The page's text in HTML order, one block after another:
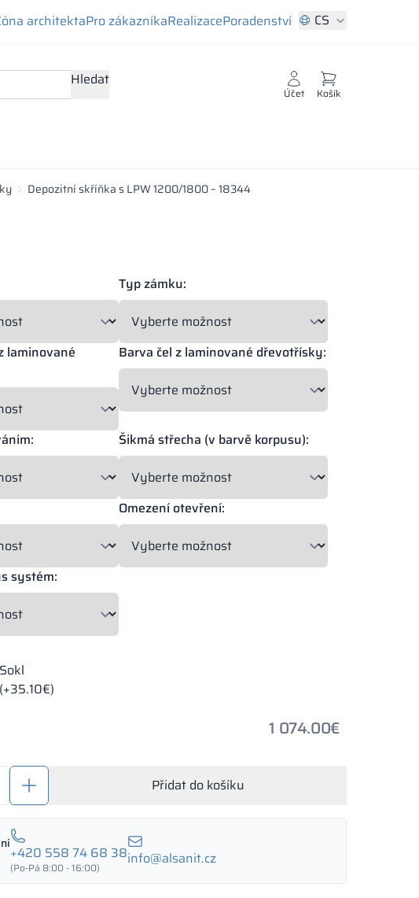
architektaPro zákazníkaRealizacePoradenství CS
Hledat
Účet Košík
Depozitní skříňka s LPW 1200/1800 – 18344
Typ zámku:
laminované
Barva čel z laminované dřevotřísky:
Šikmá střecha (v barvě korpusu):
Omezení otevření:
systém:
Sokl
(+35.10€)
1 074.00€
Přidat do košíku
+420 558 74 68 38
(Po-Pá 8:00 - 16:00) info@alsanit.cz